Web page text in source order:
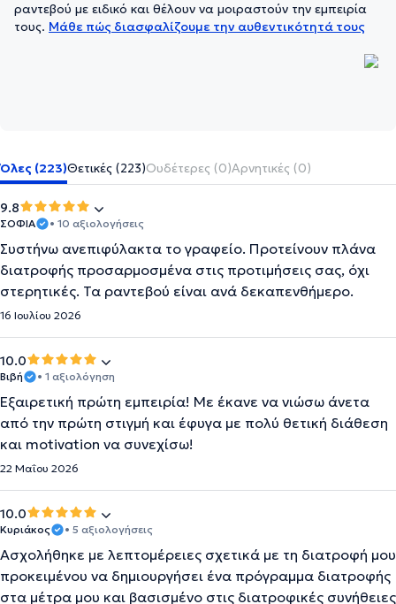
ραντεβού με ειδικό και θέλουν να μοιραστούν την εμπειρία
τους. Μάθε πώς διασφαλίζουμε την αυθεντικότητά τους
Όλες (223)Θετικές (223)Ουδέτερες (0)Αρνητικές (0)
9.8
ΣΟΦΙΑ • 10 αξιολογήσεις
Συστήνω ανεπιφύλακτα το γραφείο. Προτείνουν πλάνα
διατροφής προσαρμοσμένα στις προτιμήσεις σας, όχι
στερητικές. Τα ραντεβού είναι ανά δεκαπενθήμερο.
16 Ιουλίου 2026
10.0
Βιβή • 1 αξιολόγηση
Εξαιρετική πρώτη εμπειρία! Με έκανε να νιώσω άνετα
από την πρώτη στιγμή και έφυγα με πολύ θετική διάθεση
και motivation να συνεχίσω!
22 Μαΐου 2026
10.0
Κυριάκος • 5 αξιολογήσεις
Ασχολήθηκε με λεπτομέρειες σχετικά με τη διατροφή μου
προκειμένου να δημιουργήσει ένα πρόγραμμα διατροφής
στα μέτρα μου και βασισμένο στις διατροφικές συνήθειες